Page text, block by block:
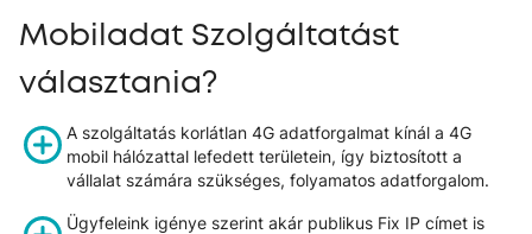
Mobiladat Szolgáltatást
választania?
A szolgáltatás korlátlan 4G adatforgalmat kínál a 4G
mobil hálózattal lefedett területein, így biztosított a
vállalat számára szükséges, folyamatos adatforgalom.
Ügyfeleink igénye szerint akár publikus Fix IP címet is